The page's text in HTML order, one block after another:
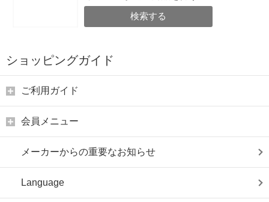
検索する
ショッピングガイド
ご利用ガイド
会員メニュー
メーカーからの重要なお知らせ
Language